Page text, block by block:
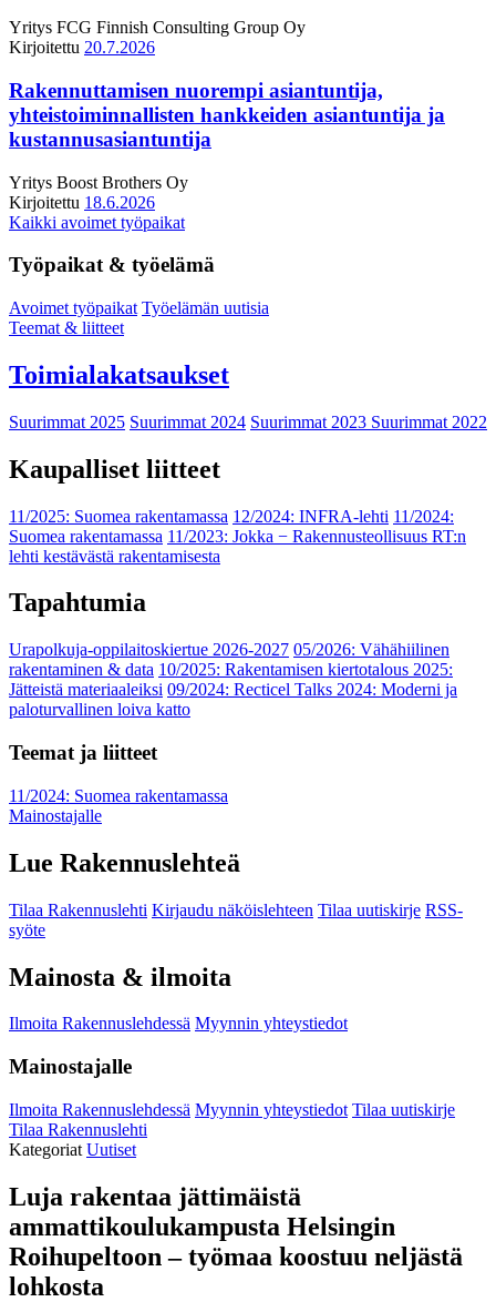
Yritys FCG Finnish Consulting Group Oy
Kirjoitettu 20.7.2026
Rakennuttamisen nuorempi asiantuntija,
yhteistoiminnallisten hankkeiden asiantuntija ja
kustannusasiantuntija
Yritys Boost Brothers Oy
Kirjoitettu 18.6.2026
Kaikki avoimet työpaikat
Työpaikat & työelämä
Avoimet työpaikat Työelämän uutisia
Teemat & liitteet
Toimialakatsaukset
Suurimmat 2025 Suurimmat 2024 Suurimmat 2023 Suurimmat 2022
Kaupalliset liitteet
11/2025: Suomea rakentamassa 12/2024: INFRA-lehti 11/2024:
Suomea rakentamassa 11/2023: Jokka − Rakennusteollisuus RT:n
lehti kestävästä rakentamisesta
Tapahtumia
Urapolkuja-oppilaitoskiertue 2026-2027 05/2026: Vähähiilinen
rakentaminen & data 10/2025: Rakentamisen kiertotalous 2025:
Jätteistä materiaaleiksi 09/2024: Recticel Talks 2024: Moderni ja
paloturvallinen loiva katto
Teemat ja liitteet
11/2024: Suomea rakentamassa
Mainostajalle
Lue Rakennuslehteä
Tilaa Rakennuslehti Kirjaudu näköislehteen Tilaa uutiskirje RSS-
syöte
Mainosta & ilmoita
Ilmoita Rakennuslehdessä Myynnin yhteystiedot
Mainostajalle
Ilmoita Rakennuslehdessä Myynnin yhteystiedot Tilaa uutiskirje
Tilaa Rakennuslehti
Kategoriat Uutiset
Luja rakentaa jättimäistä
ammattikoulukampusta Helsingin
Roihupeltoon – työmaa koostuu neljästä
lohkosta